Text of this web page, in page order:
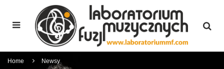
Home Newsy